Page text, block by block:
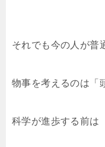
それでも今の人が普
物事を考えるのは「
科学が進歩する前は